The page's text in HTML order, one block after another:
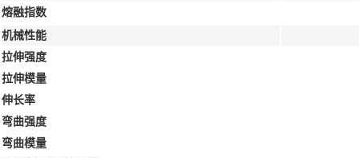
熔融指数
机械性能
拉伸强度
拉伸模量
伸长率
弯曲强度
弯曲模量